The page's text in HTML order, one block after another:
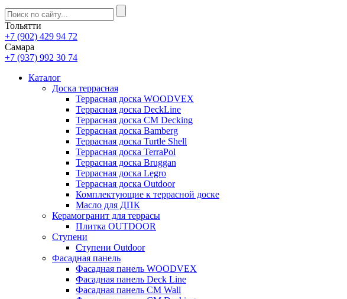
Тольятти
+7 (902) 429 94 72
Самара
+7 (937) 992 30 74
Каталог
Доска террасная
Террасная доска WOODVEX
Террасная доска DeckLine
Террасная доска CM Decking
Террасная доска Bamberg
Террасная доска Turtle Shell
Террасная доска TerraPol
Террасная доска Bruggan
Террасная доска Legro
Террасная доска Outdoor
Комплектующие к террасной доске
Масло для ДПК
Керамогранит для террасы
Плитка OUTDOOR
Ступени
Ступени Outdoor
Фасадная панель
Фасадная панель WOODVEX
Фасадная панель Deck Line
Фасадная панель CM Wall